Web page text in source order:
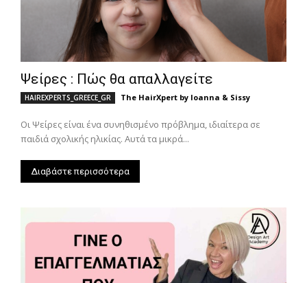
Ψείρες : Πώς θα απαλλαγείτε
HAIREXPERTS_GREECE_GR The HairXpert by Ioanna & Sissy
Οι Ψείρες είναι ένα συνηθισμένο πρόβλημα, ιδιαίτερα σε
παιδιά σχολικής ηλικίας. Αυτά τα μικρά...
Διαβάστε περισσότερα